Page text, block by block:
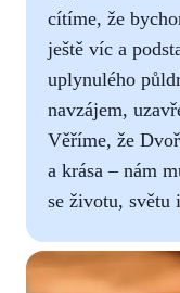
cítíme, že
ještě víc a
uplynulého
navzájem,
Věříme, že
a krása – nám
se životu, světu